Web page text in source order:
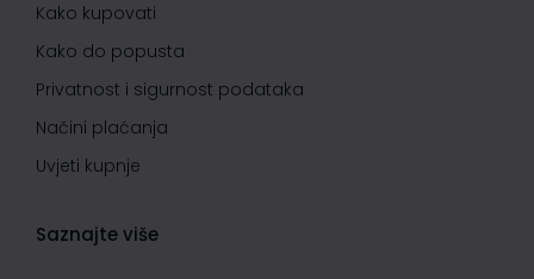
Kako kupovati
Kako do popusta
Privatnost i sigurnost podataka
Načini plaćanja
Uvjeti kupnje
Saznajte više